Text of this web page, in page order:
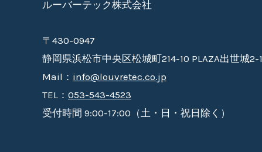
ルーバーテック株式会社
〒430-0947
静岡県浜松市中央区松城町214-10 PLAZA出世城2-1
Mail： info@louvretec.co.jp
TEL： 053-543-4523
受付時間 9:00-17:00（土・日・祝日除く）